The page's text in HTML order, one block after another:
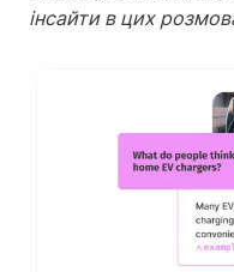
інсайти в цих